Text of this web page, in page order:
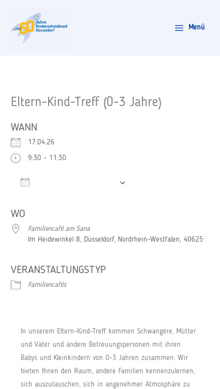
springen
Menü
Eltern-Kind-Treff (0-3 Jahre)
WANN
17.04.26
9:30 - 11:30
WO
Familiencafé am Sana
Im Heidewinkel 8, Düsseldorf, Nordrhein-Westfalen, 40625
VERANSTALTUNGSTYP
Familiencafés
In unserem Eltern-Kind-Treff kommen Schwangere, Mütter
und Väter und andere Betreuungspersonen mit ihren
Babys und Kleinkindern von 0-3 Jahren zusammen. Wir
bieten Ihnen den Raum, andere Familien kennenzulernen,
sich auszutauschen, sich in angenehmer Atmosphäre zu